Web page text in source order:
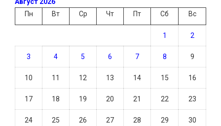
Пн
Вт Ср Чт Пт Сб Вс
1 2
3 4 5 6 7 8 9
10 11 12 13 14 15 16
17 18 19 20 21 22 23
24 25 26 27 28 29 30